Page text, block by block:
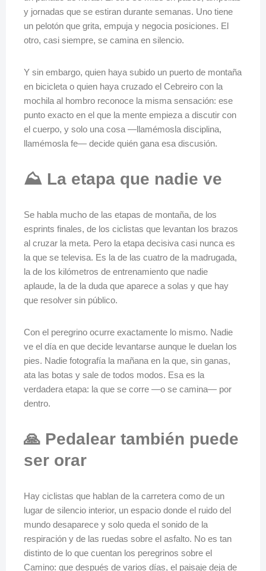
y jornadas que se estiran durante semanas. Uno tiene
un pelotón que grita, empuja y negocia posiciones. El
otro, casi siempre, se camina en silencio.
Y sin embargo, quien haya subido un puerto de montaña
en bicicleta o quien haya cruzado el Cebreiro con la
mochila al hombro reconoce la misma sensación: ese
punto exacto en el que la mente empieza a discutir con
el cuerpo, y solo una cosa —llamémosla disciplina,
llamémosla fe— decide quién gana esa discusión.
⛰️ La etapa que nadie ve
Se habla mucho de las etapas de montaña, de los
esprints finales, de los ciclistas que levantan los brazos
al cruzar la meta. Pero la etapa decisiva casi nunca es
la que se televisa. Es la de las cuatro de la madrugada,
la de los kilómetros de entrenamiento que nadie
aplaude, la de la duda que aparece a solas y que hay
que resolver sin público.
Con el peregrino ocurre exactamente lo mismo. Nadie
ve el día en que decide levantarse aunque le duelan los
pies. Nadie fotografía la mañana en la que, sin ganas,
ata las botas y sale de todos modos. Esa es la
verdadera etapa: la que se corre —o se camina— por
dentro.
🙏 Pedalear también puede
ser orar
Hay ciclistas que hablan de la carretera como de un
lugar de silencio interior, un espacio donde el ruido del
mundo desaparece y solo queda el sonido de la
respiración y de las ruedas sobre el asfalto. No es tan
distinto de lo que cuentan los peregrinos sobre el
Camino: que después de varios días, el paisaje deja de